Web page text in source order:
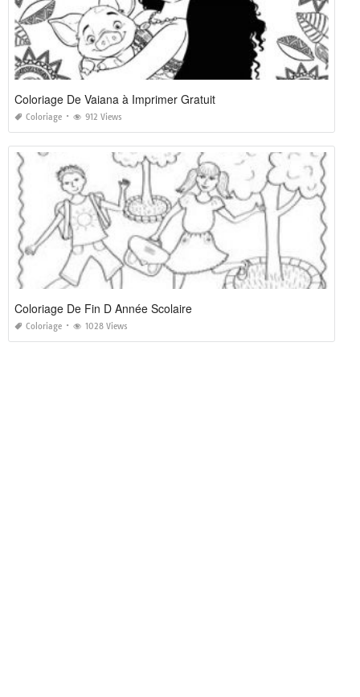
Coloriage De Vaiana à Imprimer Gratuit
Coloriage 912 Views
Coloriage De Fin D Année Scolaire
Coloriage 1028 Views